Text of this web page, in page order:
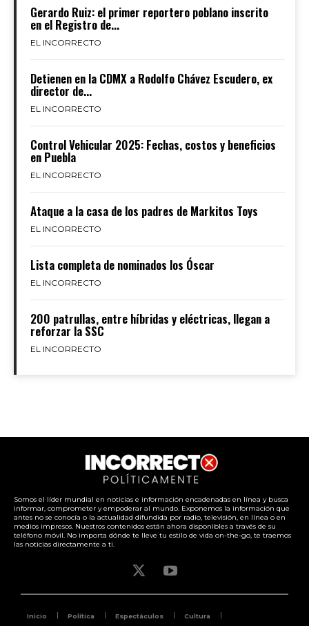
Gerardo Ruiz: el primer reportero poblano inscrito
en el Registro de...
EL INCORRECTO
Detienen en la CDMX a Rodolfo Chávez Escudero, ex
director de...
EL INCORRECTO
Control Vehicular 2025: Fechas, costos y beneficios
en Puebla
EL INCORRECTO
Ataque a la casa de los padres de Markitos Toys
EL INCORRECTO
Lista completa de nominados los Óscar
EL INCORRECTO
200 patrullas, entre híbridas y eléctricas, llegan a
reforzar la SSC
EL INCORRECTO
Somos el líder mundial en noticias e información encadenadas en línea y busca
informar, comprometer y empoderar al mundo. Exponemos la información que
antes no se conocía o la actualidad difundida por radio, televisión, en línea o en
medios impresos. Nuestros contenidos están ahora disponibles a través de su
teléfono móvil. No importa dónde te lleve tu estilo de vida on-the-go, te traemos
las noticias directamente a ti.
Inicio Política Espectáculos Cultura